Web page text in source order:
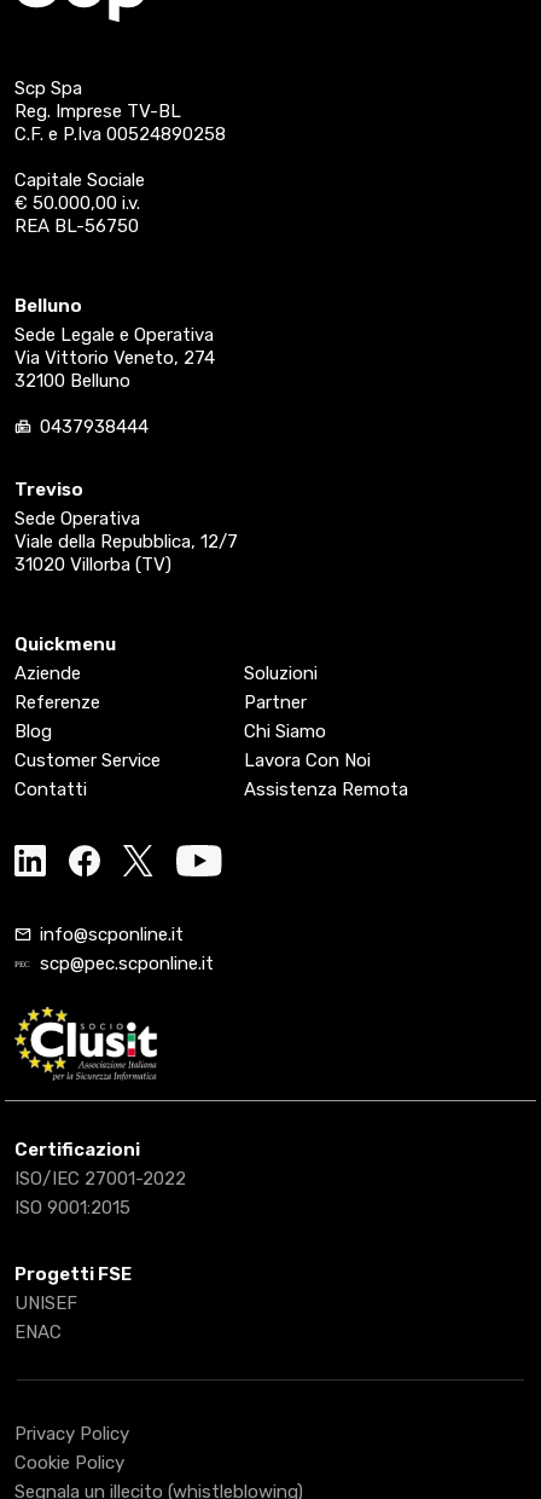
Scp Spa
Reg. Imprese TV-BL
C.F. e P.Iva 00524890258
Capitale Sociale
€ 50.000,00 i.v.
REA BL-56750
Belluno
Sede Legale e Operativa
Via Vittorio Veneto, 274
32100 Belluno
0437938444
Treviso
Sede Operativa
Viale della Repubblica, 12/7
31020 Villorba (TV)
Quickmenu
Aziende
Soluzioni
Referenze
Partner
Blog
Chi Siamo
Customer Service
Lavora Con Noi
Contatti
Assistenza Remota
info@scponline.it
scp@pec.scponline.it
Certificazioni
ISO/IEC 27001-2022
ISO 9001:2015
Progetti FSE
UNISEF
ENAC
Privacy Policy
Cookie Policy
Segnala un illecito (whistleblowing)